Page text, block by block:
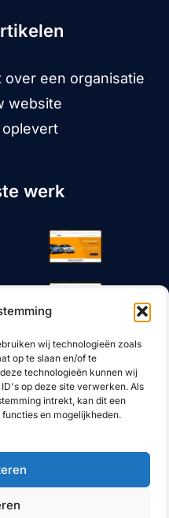
wij technologieën zoals
op te slaan en/of te
technologieën kunnen wij
op deze site verwerken. Als
intrekt, kan dit een
en mogelijkheden.
een organisatie
website
werk
naar Succes